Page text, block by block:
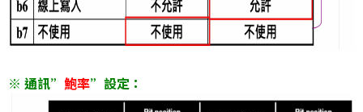
※ 通訊” 鮑率”設定：